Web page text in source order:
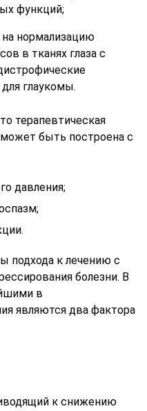
функций;
нормализацию
в тканях глаза с
глаукомы.
терапевтическая
может быть построена с
давления;
подхода к лечению с
болезни. В
в
являются два фактора
к снижению